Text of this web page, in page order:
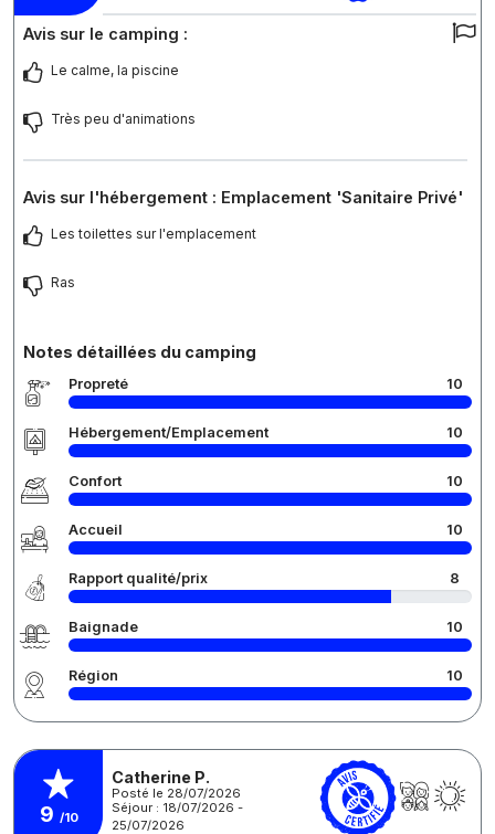
Avis sur le camping :
Le calme, la piscine
Très peu d'animations
Avis sur l'hébergement : Emplacement 'Sanitaire Privé'
Les toilettes sur l'emplacement
Ras
Notes détaillées du camping
Propreté 10
Hébergement/Emplacement 10
Confort 10
Accueil 10
Rapport qualité/prix 8
Baignade 10
Région 10
9 /10
Catherine P.
Posté le 28/07/2026
Séjour : 18/07/2026 -
25/07/2026